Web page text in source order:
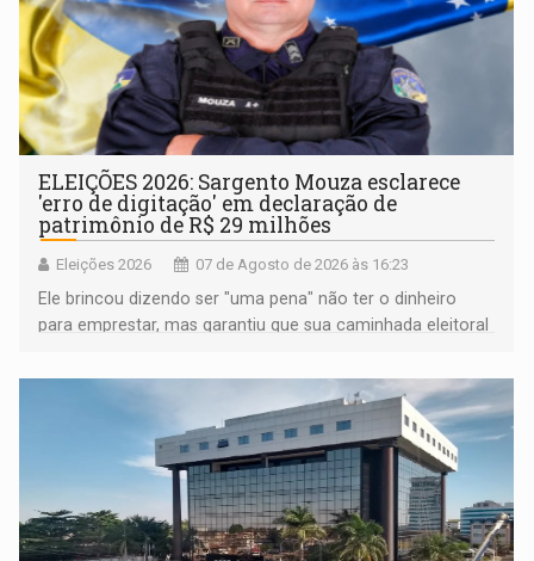
ELEIÇÕES 2026: Sargento Mouza esclarece
'erro de digitação' em declaração de
patrimônio de R$ 29 milhões
Eleições 2026 07 de Agosto de 2026 às 16:23
Ele brincou dizendo ser "uma pena" não ter o dinheiro
para emprestar, mas garantiu que sua caminhada eleitoral